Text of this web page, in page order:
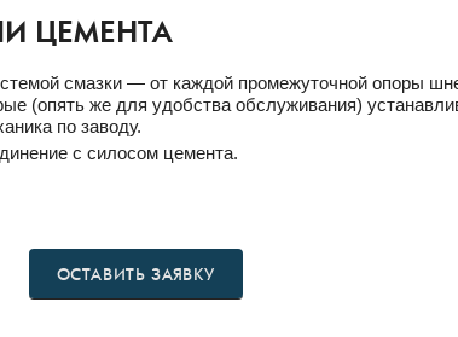
ЦЕМЕНТА
смазки — от каждой промежуточной опоры
(опять же для удобства обслуживания)
по заводу.
с силосом цемента.
ОСТАВИТЬ ЗАЯВКУ